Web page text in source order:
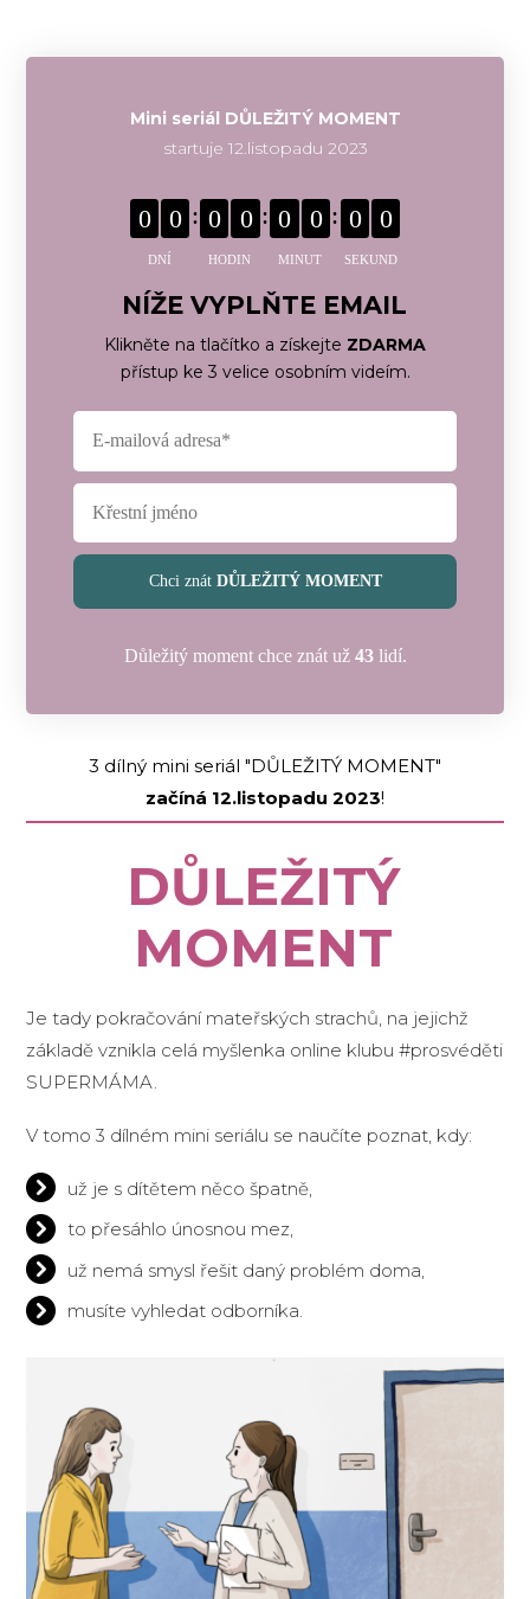
Mini seriál DŮLEŽITÝ MOMENT
startuje 12.listopadu 2023
0 0
DNÍ
0 0
HODIN
0 0
MINUT
0 0
SEKUND
NÍŽE VYPLŇTE EMAIL
Klikněte na tlačítko a získejte ZDARMA
přístup ke 3 velice osobním videím.
Chci znát DŮLEŽITÝ MOMENT
Důležitý moment chce znát už 43 lidí.
3 dílný mini seriál "DŮLEŽITÝ MOMENT"
začíná 12.listopadu 2023!
DŮLEŽITÝ
MOMENT
Je tady pokračování mateřských strachů, na jejichž
základě vznikla celá myšlenka online klubu #prosvéděti
SUPERMÁMA.
V tomo 3 dílném mini seriálu se naučíte poznat, kdy:
už je s dítětem něco špatně,
to přesáhlo únosnou mez,
už nemá smysl řešit daný problém doma,
musíte vyhledat odborníka.